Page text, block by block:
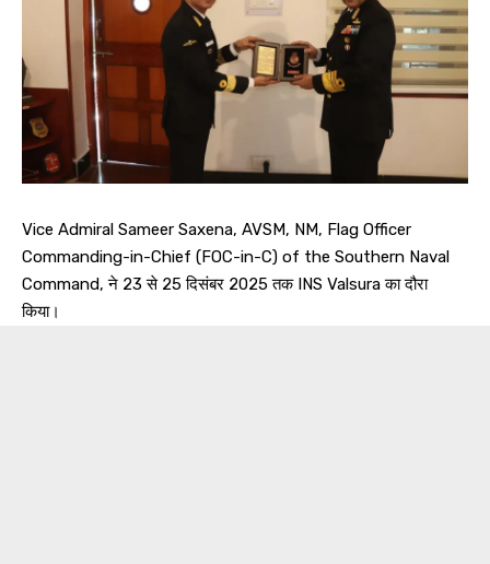
Vice Admiral Sameer Saxena, AVSM, NM, Flag Officer
Commanding-in-Chief (FOC-in-C) of the Southern Naval
Command, ने 23 से 25 दिसंबर 2025 तक INS Valsura का दौरा
किया।